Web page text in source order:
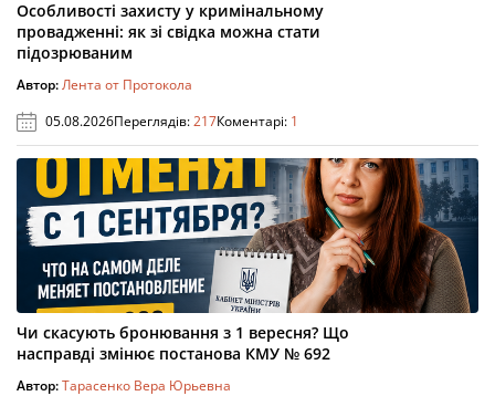
Особливості захисту у кримінальному
провадженні: як зі свідка можна стати
підозрюваним
Автор:Лента от Протокола
05.08.2026Переглядів:217Коментарі: 1
Чи скасують бронювання з 1 вересня? Що
насправді змінює постанова КМУ № 692
Автор:Тарасенко Вера Юрьевна